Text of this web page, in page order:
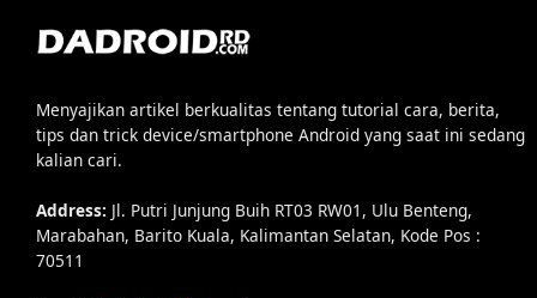
Menyajikan artikel berkualitas tentang tutorial cara, berita,
tips dan trick device/smartphone Android yang saat ini sedang
kalian cari.
Address: Jl. Putri Junjung Buih RT03 RW01, Ulu Benteng,
Marabahan, Barito Kuala, Kalimantan Selatan, Kode Pos :
70511